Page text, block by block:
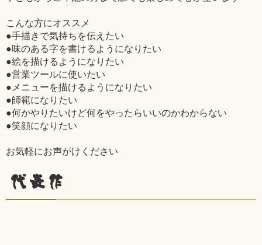
こんな方にオススメ
●手描きで気持ちを伝えたい
●味のある字を書けるようになりたい
●絵を描けるようになりたい
●営業ツールに使いたい
●メニューを描けるようになりたい
●師範になりたい
●何かやりたいけど何をやったらいいのかわからない
●笑顔になりたい
お気軽にお声がけください
代表作